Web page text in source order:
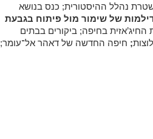
נהלל ההיסטורית; כנס בנושא
של שימור מול פיתוח בגבעת
החיג’אזית בחיפה; ביקורים בבתים
; חיפה החדשה של דאהר אל־עומר;